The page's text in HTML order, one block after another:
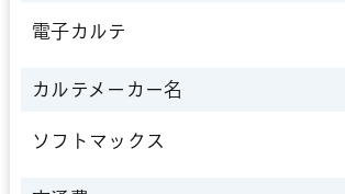
電子カルテ
カルテメーカー名
ソフトマックス